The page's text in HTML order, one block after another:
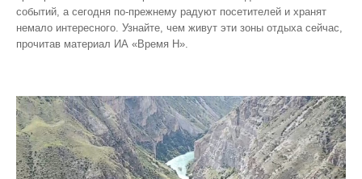
событий, а сегодня по‑прежнему радуют посетителей и хранят
немало интересного. Узнайте, чем живут эти зоны отдыха сейчас,
прочитав материал ИА «Время Н».